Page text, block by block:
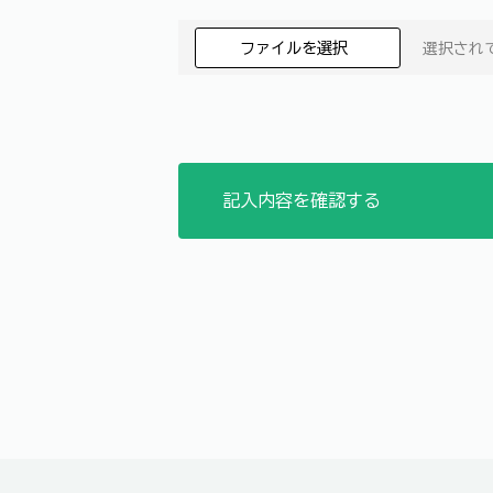
ファイルを選択 選択され